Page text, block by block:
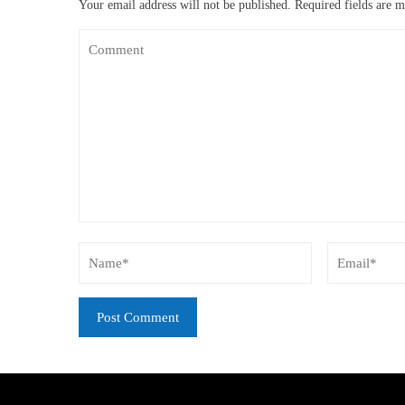
Your email address will not be published. Required fields are